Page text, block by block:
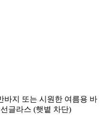
바지 또는 시원한 여름용 바
글라스 (햇볕 차단)